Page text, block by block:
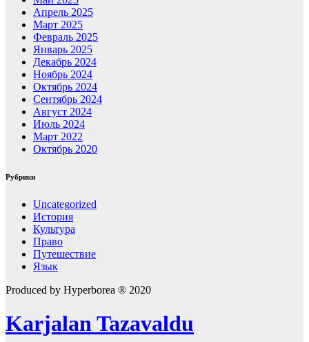
Апрель 2025
Март 2025
Февраль 2025
Январь 2025
Декабрь 2024
Ноябрь 2024
Октябрь 2024
Сентябрь 2024
Август 2024
Июль 2024
Март 2022
Октябрь 2020
Рубрики
Uncategorized
История
Культура
Право
Путешествие
Язык
Produced by Hyperborea ® 2020
Karjalan Tazavaldu